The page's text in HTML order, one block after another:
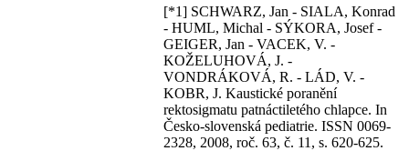
[*1] SCHWARZ, Jan - SIALA, Konrad
- HUML, Michal - SÝKORA, Josef -
GEIGER, Jan - VACEK, V. -
KOŽELUHOVÁ, J. -
VONDRÁKOVÁ, R. - LÁD, V. -
KOBR, J. Kaustické poranění
rektosigmatu patnáctiletého chlapce. In
Česko-slovenská pediatrie. ISSN 0069-
2328, 2008, roč. 63, č. 11, s. 620-625.